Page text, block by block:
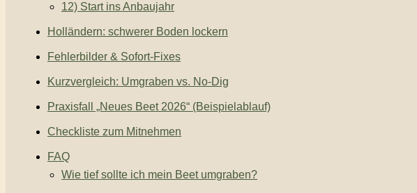
12) Start ins Anbaujahr
Holländern: schwerer Boden lockern
Fehlerbilder & Sofort-Fixes
Kurzvergleich: Umgraben vs. No-Dig
Praxisfall „Neues Beet 2026“ (Beispielablauf)
Checkliste zum Mitnehmen
FAQ
Wie tief sollte ich mein Beet umgraben?